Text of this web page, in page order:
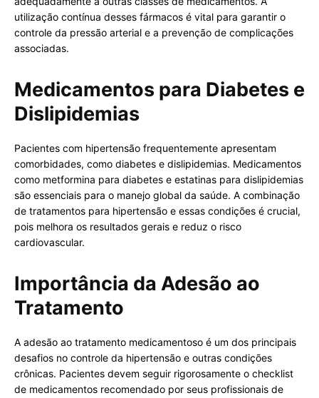
utilização contínua desses fármacos é vital para garantir o
controle da pressão arterial e a prevenção de complicações
associadas.
Medicamentos para Diabetes e
Dislipidemias
Pacientes com hipertensão frequentemente apresentam
comorbidades, como diabetes e dislipidemias. Medicamentos
como metformina para diabetes e estatinas para dislipidemias
são essenciais para o manejo global da saúde. A combinação
de tratamentos para hipertensão e essas condições é crucial,
pois melhora os resultados gerais e reduz o risco
cardiovascular.
Importância da Adesão ao
Tratamento
A adesão ao tratamento medicamentoso é um dos principais
desafios no controle da hipertensão e outras condições
crônicas. Pacientes devem seguir rigorosamente o checklist
de medicamentos recomendado por seus profissionais de